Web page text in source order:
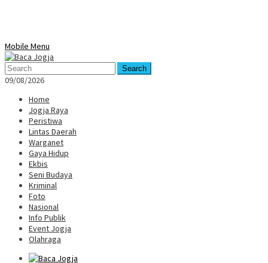
Mobile Menu
Search
09/08/2026
Home
Jogja Raya
Peristiwa
Lintas Daerah
Warganet
Gaya Hidup
Ekbis
Seni Budaya
Kriminal
Foto
Nasional
Info Publik
Event Jogja
Olahraga